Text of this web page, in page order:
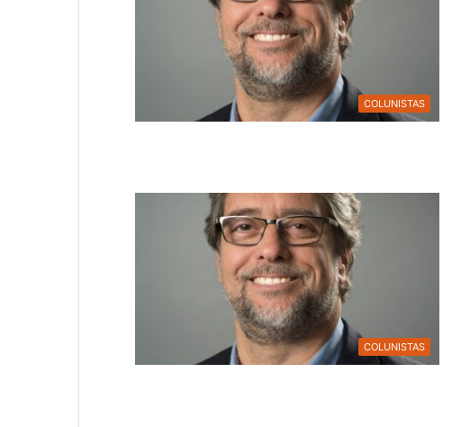
COLUNISTAS
COLUNISTAS